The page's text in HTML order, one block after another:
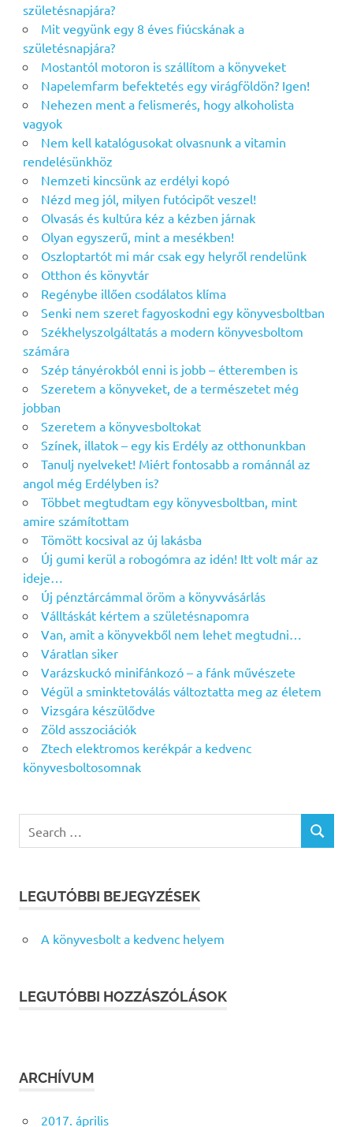
születésnapjára?
Mit vegyünk egy 8 éves fiúcskának a
születésnapjára?
Mostantól motoron is szállítom a könyveket
Napelemfarm befektetés egy virágföldön? Igen!
Nehezen ment a felismerés, hogy alkoholista
vagyok
Nem kell katalógusokat olvasnunk a vitamin
rendelésünkhöz
Nemzeti kincsünk az erdélyi kopó
Nézd meg jól, milyen futócipőt veszel!
Olvasás és kultúra kéz a kézben járnak
Olyan egyszerű, mint a mesékben!
Oszloptartót mi már csak egy helyről rendelünk
Otthon és könyvtár
Regénybe illően csodálatos klíma
Senki nem szeret fagyoskodni egy könyvesboltban
Székhelyszolgáltatás a modern könyvesboltom
számára
Szép tányérokból enni is jobb – étteremben is
Szeretem a könyveket, de a természetet még
jobban
Szeretem a könyvesboltokat
Színek, illatok – egy kis Erdély az otthonunkban
Tanulj nyelveket! Miért fontosabb a románnál az
angol még Erdélyben is?
Többet megtudtam egy könyvesboltban, mint
amire számítottam
Tömött kocsival az új lakásba
Új gumi kerül a robogómra az idén! Itt volt már az
ideje…
Új pénztárcámmal öröm a könyvvásárlás
Válltáskát kértem a születésnapomra
Van, amit a könyvekből nem lehet megtudni…
Váratlan siker
Varázskuckó minifánkozó – a fánk művészete
Végül a sminktetoválás változtatta meg az életem
Vizsgára készülődve
Zöld asszociációk
Ztech elektromos kerékpár a kedvenc
könyvesboltosomnak
for:
SEARCH
LEGUTÓBBI BEJEGYZÉSEK
A könyvesbolt a kedvenc helyem
LEGUTÓBBI HOZZÁSZÓLÁSOK
ARCHÍVUM
2017. április